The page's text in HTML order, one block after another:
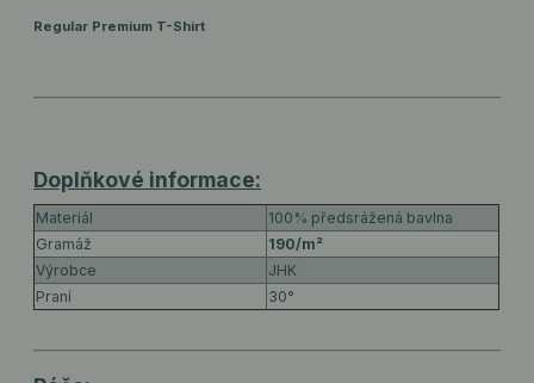
Regular Premium T-Shirt
Doplňkové informace:
Materiál
100% předsrážená bavlna
Gramáž
190/m²
Výrobce
JHK
Praní
30°